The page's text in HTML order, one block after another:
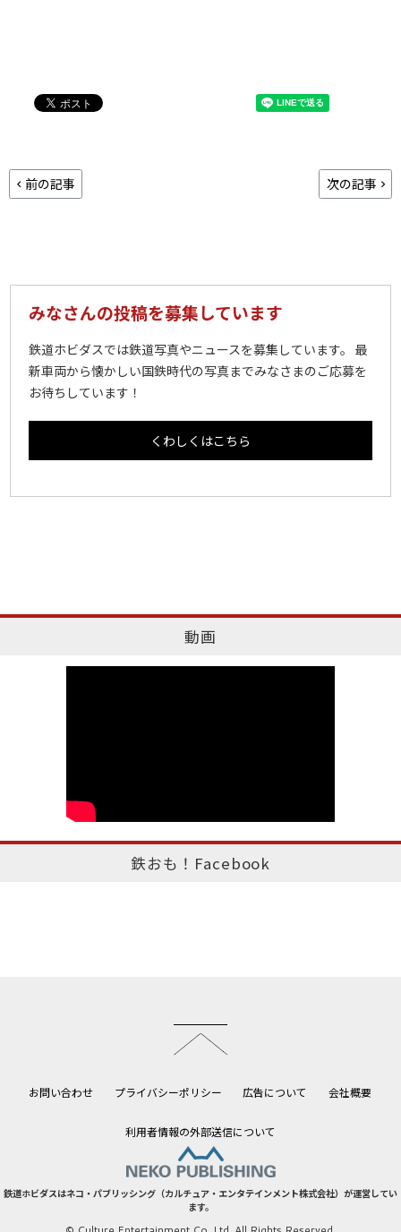
前の記事 次の記事
みなさんの投稿を募集しています
鉄道ホビダスでは鉄道写真やニュースを募集しています。 最
新車両から懐かしい国鉄時代の写真までみなさまのご応募を
お待ちしています！
くわしくはこちら
動画
鉄おも！Facebook
お問い合わせ プライバシーポリシー 広告について 会社概要
利用者情報の外部送信について
鉄道ホビダスはネコ・パブリッシング（カルチュア・エンタテインメント株式会社）が運営してい
ます。